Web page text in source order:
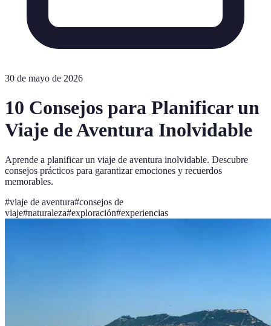
30 de mayo de 2026
10 Consejos para Planificar un
Viaje de Aventura Inolvidable
Aprende a planificar un viaje de aventura inolvidable. Descubre
consejos prácticos para garantizar emociones y recuerdos
memorables.
#viaje de aventura#consejos de
viaje#naturaleza#exploración#experiencias